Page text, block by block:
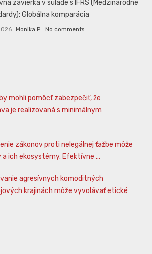
závierka v súlade s IFRS (Medzinárodné
Globálna komparácia
Monika P. No comments
mohli pomôcť zabezpečiť, že
je realizovaná s minimálnym
zákonov proti nelegálnej ťažbe môže
ich ekosystémy. Efektívne ...
agresívnych komoditných
krajinách môže vyvolávať etické